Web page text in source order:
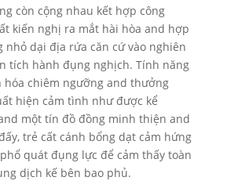
còn cộng nhau kết hợp công
kiến nghị ra mắt hài hòa and hợp
nhỏ dại địa rứa căn cứ vào nghiên
tích hành đụng nghịch. Tính năng
hóa chiêm ngưỡng and thưởng
hiện cảm tình như được kể
một tín đồ đồng minh thiện and
trẻ cất cánh bổng dạt cảm hứng
quát đụng lực để cảm thấy toàn
dịch kế bên bao phủ.